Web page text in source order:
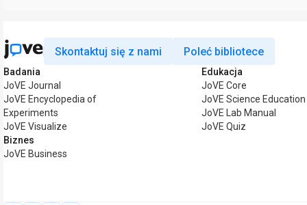
Skontaktuj się z nami Poleć bibliotece
Badania
JoVE Journal
JoVE Encyclopedia of
Experiments
JoVE Visualize
Biznes
JoVE Business
Edukacja
JoVE Core
JoVE Science Education
JoVE Lab Manual
JoVE Quiz